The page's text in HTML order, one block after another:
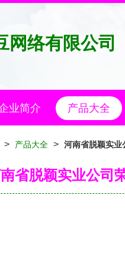
网络有限公司
业简介 产品大全
> 产品大全 > 河南省脱颖实业
省脱颖实业公司